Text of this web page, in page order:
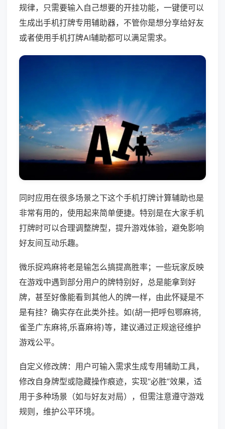
规律，只需要输入自己想要的开挂功能，一键便可以
生成出手机打牌专用辅助器，不管你是想分享给好友
或者使用手机打牌AI辅助都可以满足需求。
同时应用在很多场景之下这个手机打牌计算辅助也是
非常有用的，使用起来简单便捷。特别是在大家手机
打牌时可以合理调整牌型，提升游戏体验，避免影响
好友间互动乐趣。
微乐捉鸡麻将老是输怎么搞提高胜率；一些玩家反映
在游戏中遇到部分用户的牌特别好，总是能拿到好
牌，甚至好像能看到其他人的牌一样，由此怀疑是不
是有挂？确实存在此类外挂。如(胡一把呼包鄂麻将,
雀圣广东麻将,乐喜麻将)等，建议通过正规途径维护
游戏公平。
自定义修改牌：用户可输入需求生成专用辅助工具，
修改自身牌型或隐藏操作痕迹，实现“必胜”效果，适
用于多种场景（如与好友对局），但需注意遵守游戏
规则，维护公平环境。